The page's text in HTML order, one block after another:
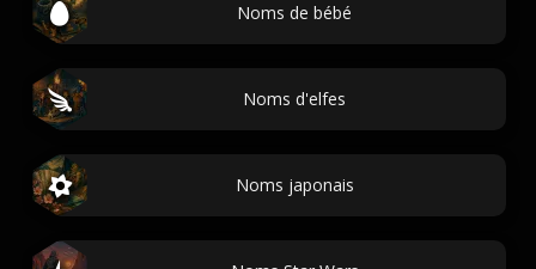
Noms de bébé
Noms d'elfes
Noms japonais